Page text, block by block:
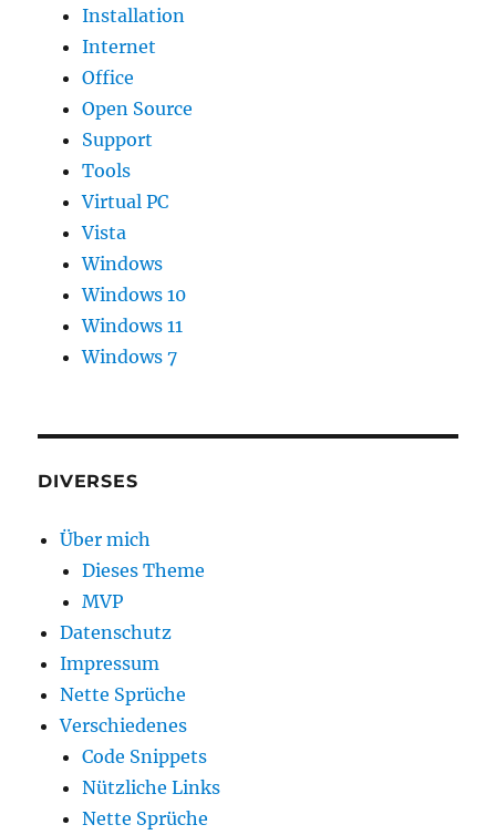
Installation
Internet
Office
Open Source
Support
Tools
Virtual PC
Vista
Windows
Windows 10
Windows 11
Windows 7
DIVERSES
Über mich
Dieses Theme
MVP
Datenschutz
Impressum
Nette Sprüche
Verschiedenes
Code Snippets
Nützliche Links
Nette Sprüche